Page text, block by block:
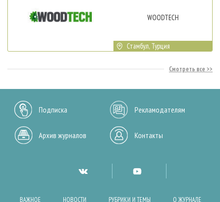
WOODTECH
Стамбул, Турция
Смотреть все
Подписка Рекламодателям
Архив журналов Контакты
ВАЖНОЕ НОВОСТИ РУБРИКИ И ТЕМЫ О ЖУРНАЛЕ